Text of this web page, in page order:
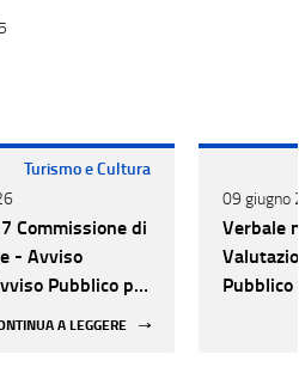
Turismo e Cultura
Commissione di
- Avviso
Pubblico per
A LEGGERE
09 giugno
Verbale